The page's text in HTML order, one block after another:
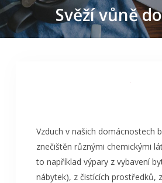
Svěží vůně
Vzduch v našich domácnostech
znečištěn různými chemickými
to například výpary z vybavení
nábytek), z čistících prostředků,